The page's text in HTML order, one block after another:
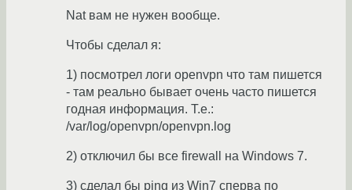
Nat вам не нужен вообще.
Чтобы сделал я:
1) посмотрел логи openvpn что там пишется
- там реально бывает очень часто пишется
годная информация. Т.е.:
/var/log/openvpn/openvpn.log
2) отключил бы все firewall на Windows 7.
3) сделал бы ping из Win7 сперва по